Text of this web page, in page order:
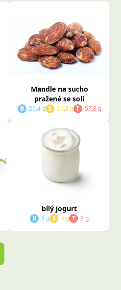
Mandle na sucho
pražené se solí
B 20,4 g S 16,2 g T 57,8 g
bílý jogurt
B 3 g S 4 g T 3 g